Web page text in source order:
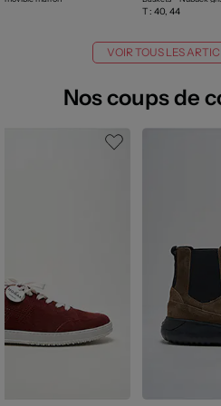
T : 40, 44
VOIR TOUS LES
Nos coups de